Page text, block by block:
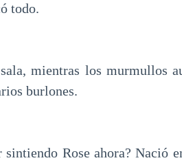
todo.
mientras los murmullos
burlones.
Rose ahora? Nació